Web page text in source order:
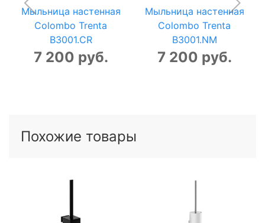
Мыльница настенная
Colombo Trenta
B3001.CR
7 200 руб.
Мыльница настенная
Colombo Trenta
B3001.NM
7 200 руб.
Похожие товары